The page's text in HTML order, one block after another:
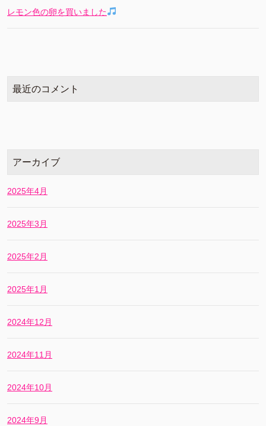
レモン色の卵を買いました
最近のコメント
アーカイブ
2025年4月
2025年3月
2025年2月
2025年1月
2024年12月
2024年11月
2024年10月
2024年9月